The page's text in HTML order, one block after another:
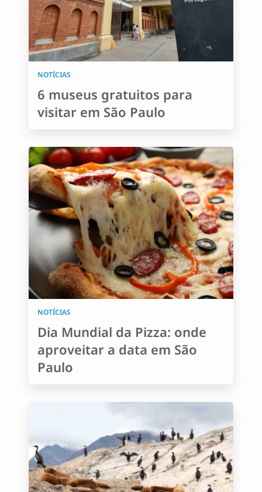
NOTÍCIAS
6 museus gratuitos para
visitar em São Paulo
NOTÍCIAS
Dia Mundial da Pizza: onde
aproveitar a data em São
Paulo